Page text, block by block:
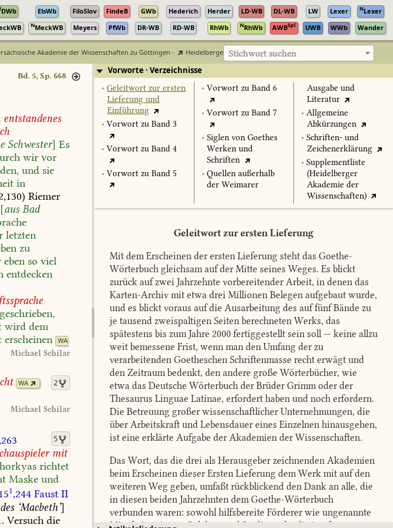
DWb ElsWb FiloSlov FindeB GWb Hederich Herder LD-WB DL-WB LW Lexer NLexer
NMeckWB Meyers PfWb DR-WB RD-WB RhWb NRhWb AWBSpl UWB WWb Wander
Akademie der Wissenschaften zu Göttingen · Heidelberger Akademie der Wissenschaften
Stichwort suchen
Bd. 5, Sp. 668
entstandenes
Schwester] Es
wir vor
und sie
in
Riemer
[aus Bad
letzten
zu
eben so viel
entdecken
geschrieben,
wird dem
erscheinen WA
Michael Schilar
2
WA
Michael Schilar
5
,263
mit
richtet
Maske und
151 ,244 Faust II
‘Macbeth’]
Versuch die
Vorworte · Verzeichnisse
• Geleitwort zur ersten
Lieferung und
Einführung
• Vorwort zu Band 3
• Vorwort zu Band 4
• Vorwort zu Band 5
• Vorwort zu Band 6
• Vorwort zu Band 7
• Siglen von Goethes
Werken und
Schriften
• Quellen außerhalb
der Weimarer
Ausgabe und
Literatur
• Allgemeine
Abkürzungen
• Schriften- und
Zeichenerklärung
• Supplementliste
(Heidelberger
Akademie der
Wissenschaften)
Geleitwort zur ersten Lieferung
Mit dem Erscheinen der ersten Lieferung steht das Goethe-
Wörterbuch gleichsam auf der Mitte seines Weges. Es blickt
zurück auf zwei Jahrzehnte vorbereitender Arbeit, in denen das
Karten-Archiv mit etwa drei Millionen Belegen aufgebaut wurde,
und es blickt voraus auf die Ausarbeitung des auf fünf Bände zu
je tausend zweispaltigen Seiten berechneten Werks, das
spätestens bis zum Jahre 2000 fertiggestellt sein soll — keine allzu
weit bemessene Frist, wenn man den Umfang der zu
verarbeitenden Goetheschen Schriftenmasse recht erwägt und
den Zeitraum bedenkt, den andere große Wörterbücher, wie
etwa das Deutsche Wörterbuch der Brüder Grimm oder der
Thesaurus Linguae Latinae, erfordert haben und noch erfordern.
Die Betreuung großer wissenschaftlicher Unternehmungen, die
über Arbeitskraft und Lebensdauer eines Einzelnen hinausgehen,
ist eine erklärte Aufgabe der Akademien der Wissenschaften.
Das Wort, das die drei als Herausgeber zeichnenden Akademien
beim Erscheinen dieser Ersten Lieferung dem Werk mit auf den
weiteren Weg geben, umfaßt rückblickend den Dank an alle, die
in diesen beiden Jahrzehnten dem Goethe-Wörterbuch
verbunden waren: sowohl hilfsbereite Förderer wie ungenannte
Mitarbeiter, junge Gelehrte und Studierende, die in oft